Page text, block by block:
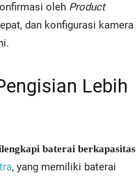
oleh Product
dan konfigurasi kamera
Lebih
baterai berkapasitas
, yang memiliki baterai